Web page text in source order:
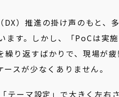
DX）推進の掛け声のもと
す。しかし、「PoCは実
り返すばかりで、現場が疲
スが少なくありません。
テーマ設定」で大きく左右